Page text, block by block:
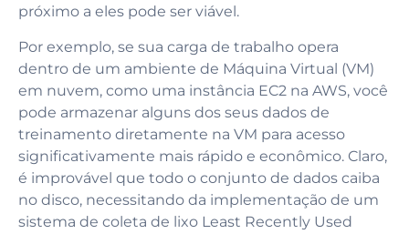
próximo a eles pode ser viável.
Por exemplo, se sua carga de trabalho opera
dentro de um ambiente de Máquina Virtual (VM)
em nuvem, como uma instância EC2 na AWS, você
pode armazenar alguns dos seus dados de
treinamento diretamente na VM para acesso
significativamente mais rápido e econômico. Claro,
é improvável que todo o conjunto de dados caiba
no disco, necessitando da implementação de um
sistema de coleta de lixo Least Recently Used